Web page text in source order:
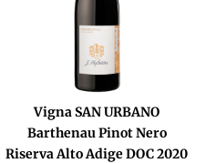
Vigna SAN URBANO
Barthenau Pinot Nero
Riserva Alto Adige DOC 2020